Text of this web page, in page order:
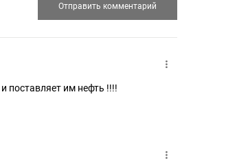
поставляет им нефть !!!!